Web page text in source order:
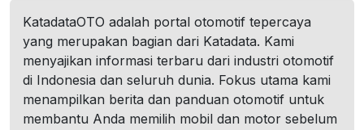
KatadataOTO adalah portal otomotif tepercaya
yang merupakan bagian dari Katadata. Kami
menyajikan informasi terbaru dari industri otomotif
di Indonesia dan seluruh dunia. Fokus utama kami
menampilkan berita dan panduan otomotif untuk
membantu Anda memilih mobil dan motor sebelum